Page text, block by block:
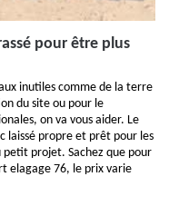
pour être plus
inutiles comme de la terre
du site ou pour le
on va vous aider. Le
propre et prêt pour les
projet. Sachez que pour
elagage 76, le prix varie